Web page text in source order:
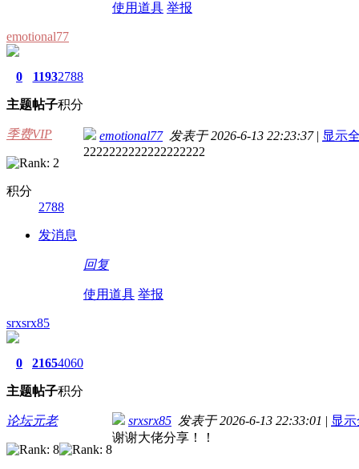
使用道具 举报
emotional77
0
主题
1193
帖子
2788
积分
季费VIP
积分
2788
发消息
emotional77发表于 2026-6-13 22:23:37 | 显示
2222222222222222222
回复
使用道具 举报
srxsrx85
0
主题
2165
帖子
4060
积分
论坛元老 srxsrx85 发表于 2026-6-13 22:33:01 | 显
谢谢大佬分享！！